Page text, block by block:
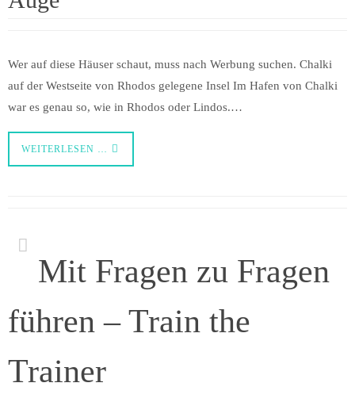
Wer auf diese Häuser schaut, muss nach Werbung suchen. Chalki
auf der Westseite von Rhodos gelegene Insel Im Hafen von Chalki
war es genau so, wie in Rhodos oder Lindos.…
WEITERLESEN …
Mit Fragen zu Fragen
führen – Train the
Trainer